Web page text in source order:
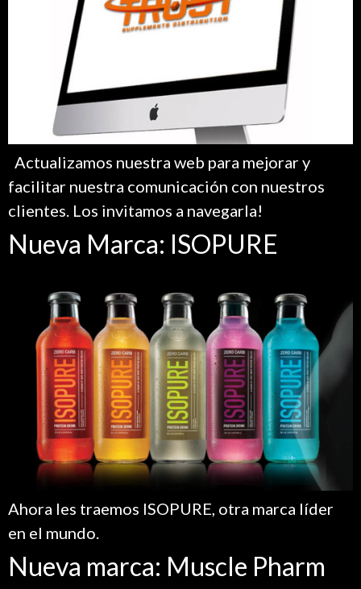
Actualizamos nuestra web para mejorar y
facilitar nuestra comunicación con nuestros
clientes. Los invitamos a navegarla!
Nueva Marca: ISOPURE
Ahora les traemos ISOPURE, otra marca líder
en el mundo.
Nueva marca: Muscle Pharm